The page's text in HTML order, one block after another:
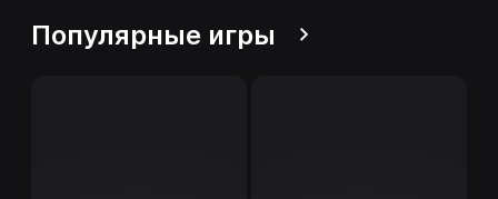
Популярные игры